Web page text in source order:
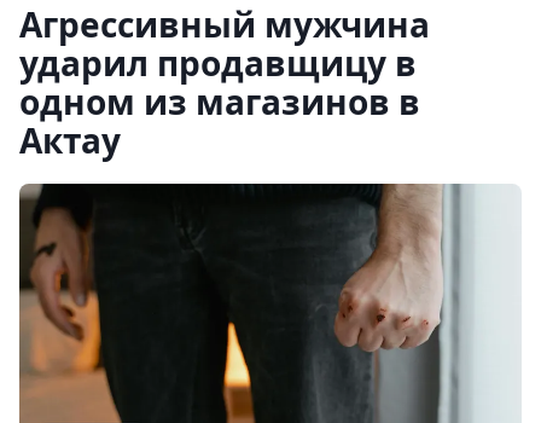
Агрессивный мужчина
ударил продавщицу в
одном из магазинов в
Актау